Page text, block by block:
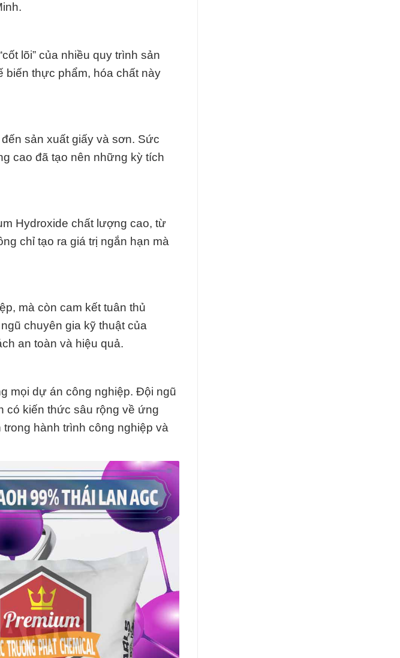
lõi” của nhiều quy trình sản
biến thực phẩm, hóa chất này
sản xuất giấy và sơn. Sức
cao đã tạo nên những kỳ tích
Hydroxide chất lượng cao, từ
chỉ tạo ra giá trị ngắn hạn mà
mà còn cam kết tuân thủ
chuyên gia kỹ thuật của
an toàn và hiệu quả.
mọi dự án công nghiệp. Đội ngũ
có kiến thức sâu rộng về ứng
hành trình công nghiệp và